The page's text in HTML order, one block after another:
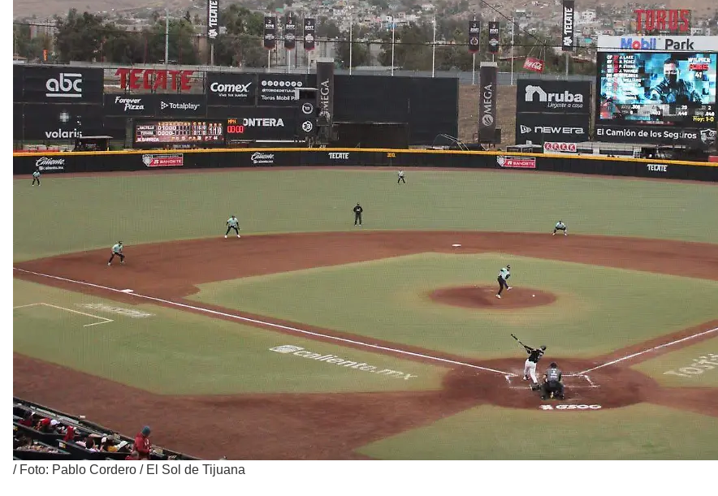
/ Foto: Pablo Cordero / El Sol de Tijuana